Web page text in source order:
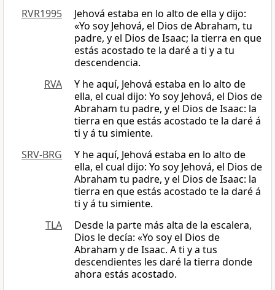
RVR1995
Jehová estaba en lo alto de ella y dijo:
«Yo soy Jehová, el Dios de Abraham, tu
padre, y el Dios de Isaac; la tierra en que
estás acostado te la daré a ti y a tu
descendencia.
RVA
Y he aquí, Jehová estaba en lo alto de
ella, el cual dijo: Yo soy Jehová, el Dios de
Abraham tu padre, y el Dios de Isaac: la
tierra en que estás acostado te la daré á
ti y á tu simiente.
SRV-BRG
Y he aquí, Jehová estaba en lo alto de
ella, el cual dijo: Yo soy Jehová, el Dios de
Abraham tu padre, y el Dios de Isaac: la
tierra en que estás acostado te la daré á
ti y á tu simiente.
TLA
Desde la parte más alta de la escalera,
Dios le decía: «Yo soy el Dios de
Abraham y de Isaac. A ti y a tus
descendientes les daré la tierra donde
ahora estás acostado.